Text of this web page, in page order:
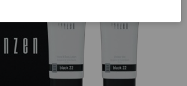
Direct bestellen